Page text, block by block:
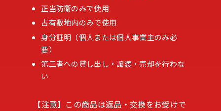
正当防衛のみで使用
占有敷地内のみで使用
身分証明（個人または個人事業主のみ必
要）
第三者への貸し出し・譲渡・売却を行わな
い
【注意】この商品は返品・交換をお受けで